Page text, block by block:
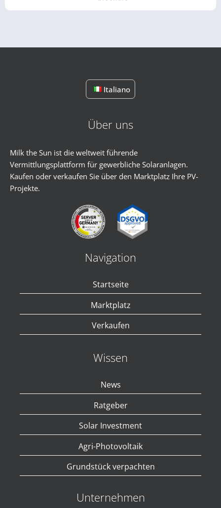
Italiano
Über uns
Milk the Sun ist die weltweit führende
Vermittlungsplattform für gewerbliche Solaranlagen.
Kaufen oder verkaufen Sie über den Marktplatz Ihre PV-
Projekte.
Navigation
Startseite
Marktplatz
Verkaufen
Wissen
News
Ratgeber
Solar Investment
Agri-Photovoltaik
Grundstück verpachten
Unternehmen